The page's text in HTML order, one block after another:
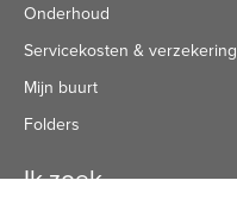
Onderhoud
Servicekosten & verzekering
Mijn buurt
Folders
Ik zoek